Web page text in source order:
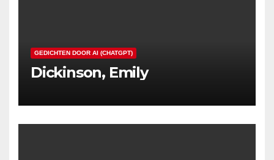
GEDICHTEN DOOR AI (CHATGPT)
Dickinson, Emily